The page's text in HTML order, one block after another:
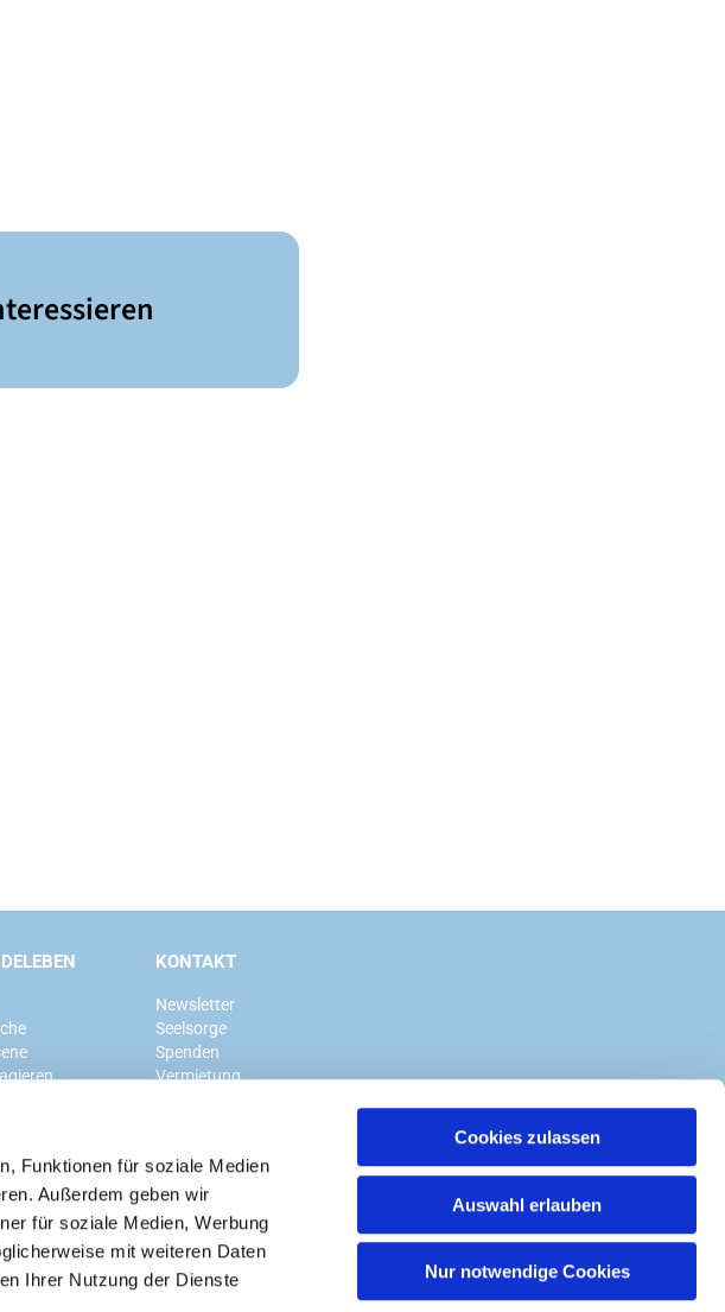
Funktionen für soziale Medien
Außerdem geben wir
für soziale Medien, Werbung
mit weiteren Daten
Ihrer Nutzung der Dienste
Cookies zulassen
Auswahl erlauben
Nur notwendige Cookies
KONTAKT
Newsletter
Seelsorge
Spenden
Vermietung